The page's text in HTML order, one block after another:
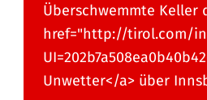
Überschwemmte Keller
href="http://tirol.com/
Unwetter</a> über